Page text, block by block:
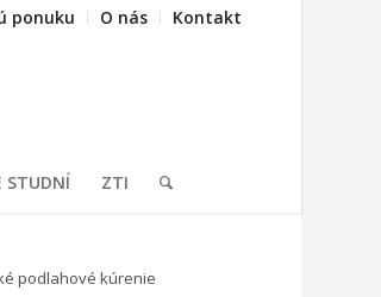
ponuku O nás Kontakt
STUDNÍ ZTI
podlahové kúrenie